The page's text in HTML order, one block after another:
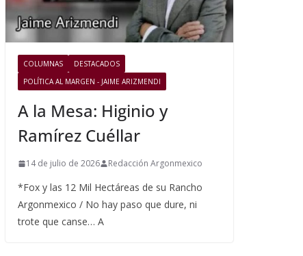
COLUMNAS
DESTACADOS
POLÍTICA AL MARGEN - JAIME ARIZMENDI
A la Mesa: Higinio y
Ramírez Cuéllar
14 de julio de 2026 Redacción Argonmexico
*Fox y las 12 Mil Hectáreas de su Rancho
Argonmexico / No hay paso que dure, ni
trote que canse… A